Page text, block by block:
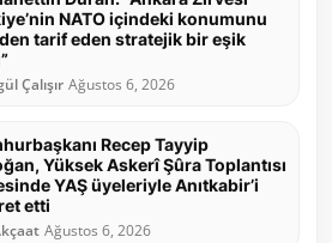
NATO içindeki konumunu
tarif eden stratejik bir eşik
Çalışır Ağustos 6, 2026
Recep Tayyip
Yüksek Askerî Şûra Toplantısı
YAŞ üyeleriyle Anıtkabir’i
etti
Ağustos 6, 2026